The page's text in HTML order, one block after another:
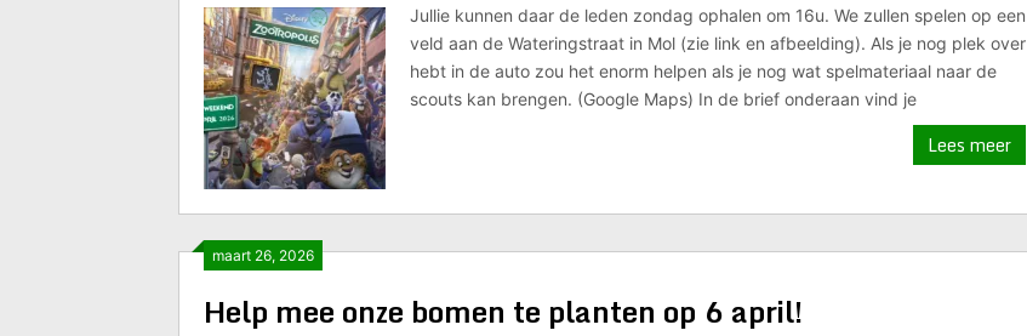
Jullie kunnen daar de leden zondag ophalen om 16u. We zullen spelen op een
veld aan de Wateringstraat in Mol (zie link en afbeelding). Als je nog plek over
hebt in de auto zou het enorm helpen als je nog wat spelmateriaal naar de
scouts kan brengen. (Google Maps) In de brief onderaan vind je
Lees meer
maart 26, 2026
Help mee onze bomen te planten op 6 april!